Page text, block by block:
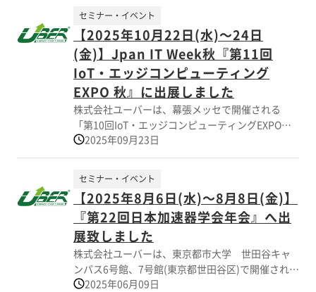
ング¨¨データセンター¨¨情報セキュリティ¨¨情報
システム応援¨など、デジタル領域をテーマとした
6つのIT専門展で構成される国内最大級のシステム
開発・運用に関する総合展で国内外から多くのお
客様が来場されました。 「最適な小型エンクロー
ジャー(電子機器用筐体)設計と生産対応」 最終的
には実機による製品評価を要しますが、ユーバー
ではお客様のご要望に応じて 簡易熱シュミレーシ
ョンソフトを活用し空冷構造のカスタムケースの
設計・製造も可能です。 会場では電子機器用筐体
の熱対策・防水防塵・無線対応のほか劣悪な環境
下での使用を想定した課題解決に向けて様々な実
例をご紹介し御好評を賜りました。 皆様のご来場
にスタッフ一同心より御礼申し上げます。
【2025年10月22日(水)～24日
(金)】Jpan IT Week秋『第11回
IoT・エッジコンピューティング
EXPO 秋』に出展しました
セミナー・イベント
株式会社ユーバーは、幕張メッセで開催される
「第10回IoT・エッジコンピューティングEXPO
秋」に出展しました。 当展示会は¨生成AI¨¨DXの
活用¨¨データ分析と活用¨¨情報セキュリティ¨¨業
務効率化¨など、 デジタル領域をテーマとした6つ
のIT専門展で構成される下期最大のシステム開発・
運用に関する総合展で国内外から多くのお客様が
ご来場されました。 「最適な小型エンクロージャ
ー(筐体)設計と生産対応」 最終的には実機による
製品評価を要しますが、ユーバーではお客様のご
要望に応じて 簡易熱シュミレーションソフトウェ
ア(Ansys Discovery)を活用し 冷却構造のカスタム
2025年09月23日
【2025年8月6日(水)～8月8日(金)】
『第22回日本加速器学会年会』へ出
展致しました
セミナー・イベント
株式会社ユーバーは、東京都市大学 世田谷キャ
ンパス6号館、7号館(東京都世田谷区)で開催されま
す「第22回 日本加速器学会年会」企業展示会へ出
2025年06月09日